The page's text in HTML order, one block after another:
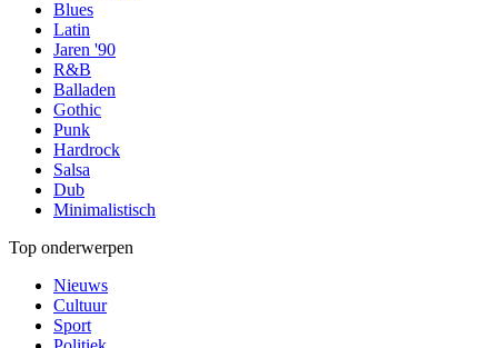
Blues
Latin
Jaren '90
R&B
Balladen
Gothic
Punk
Hardrock
Salsa
Dub
Minimalistisch
Top onderwerpen
Nieuws
Cultuur
Sport